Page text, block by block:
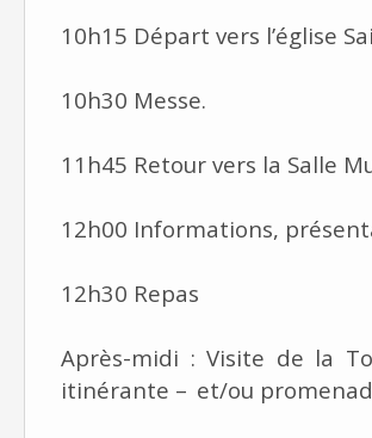
10h15 Départ vers l’église
10h30 Messe.
11h45 Retour vers la Salle
12h00 Informations,
12h30 Repas
Après-midi : Visite de la
itinérante – et/ou